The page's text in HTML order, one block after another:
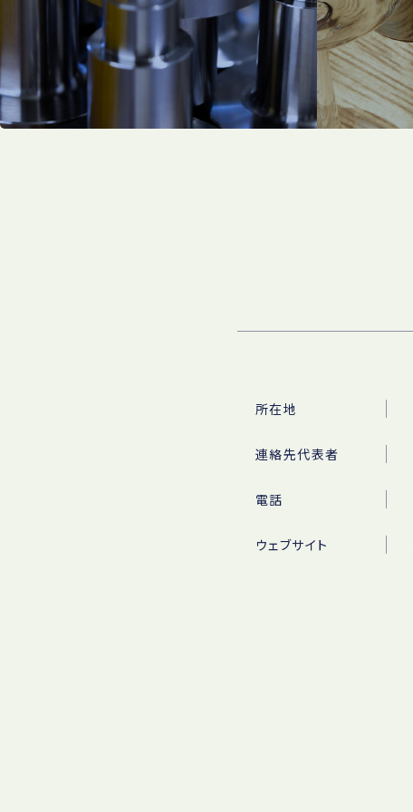
所在地
連絡先代表者
電話
ウェブサイト